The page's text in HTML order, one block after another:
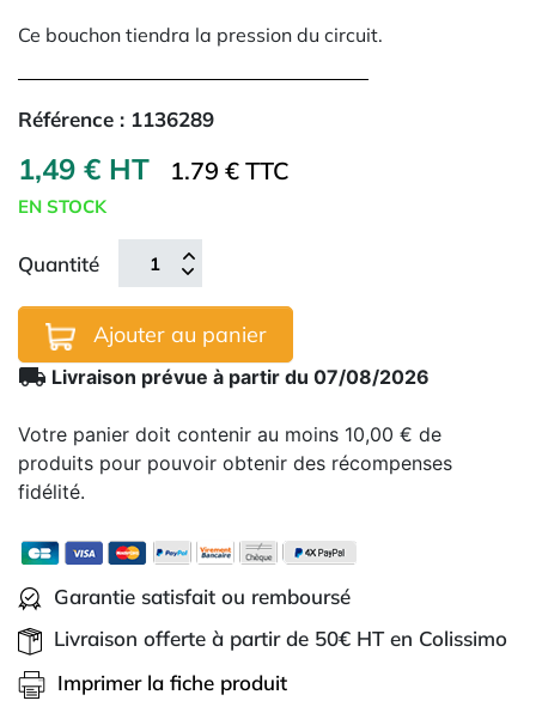
Ce bouchon tiendra la pression du circuit.
Référence : 1136289
1,49 € HT 1.79 € TTC
EN STOCK
Quantité
Ajouter au panier
local_shipping Livraison prévue à partir du 07/08/2026
Votre panier doit contenir au moins 10,00 € de
produits pour pouvoir obtenir des récompenses
fidélité.
Garantie satisfait ou remboursé
Livraison offerte à partir de 50€ HT en Colissimo
Imprimer la fiche produit